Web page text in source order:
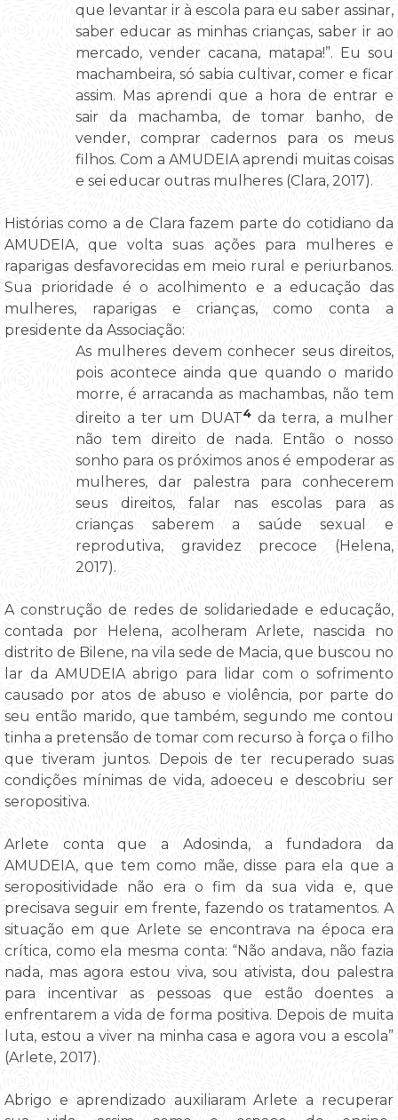
que levantar ir à escola para eu saber assinar,
saber educar as minhas crianças, saber ir ao
mercado, vender cacana, matapa!”. Eu sou
machambeira, só sabia cultivar, comer e ficar
assim. Mas aprendi que a hora de entrar e
sair da machamba, de tomar banho, de
vender, comprar cadernos para os meus
filhos. Com a AMUDEIA aprendi muitas coisas
e sei educar outras mulheres (Clara, 2017).
Histórias como a de Clara fazem parte do cotidiano da
AMUDEIA, que volta suas ações para mulheres e
raparigas desfavorecidas em meio rural e periurbanos.
Sua prioridade é o acolhimento e a educação das
mulheres, raparigas e crianças, como conta a
presidente da Associação:
As mulheres devem conhecer seus direitos,
pois acontece ainda que quando o marido
morre, é arracanda as machambas, não tem
direito a ter um DUAT4 da terra, a mulher
não tem direito de nada. Então o nosso
sonho para os próximos anos é empoderar as
mulheres, dar palestra para conhecerem
seus direitos, falar nas escolas para as
crianças saberem a saúde sexual e
reprodutiva, gravidez precoce (Helena,
2017).
A construção de redes de solidariedade e educação,
contada por Helena, acolheram Arlete, nascida no
distrito de Bilene, na vila sede de Macia, que buscou no
lar da AMUDEIA abrigo para lidar com o sofrimento
causado por atos de abuso e violência, por parte do
seu então marido, que também, segundo me contou
tinha a pretensão de tomar com recurso à força o filho
que tiveram juntos. Depois de ter recuperado suas
condições mínimas de vida, adoeceu e descobriu ser
seropositiva.
Arlete conta que a Adosinda, a fundadora da
AMUDEIA, que tem como mãe, disse para ela que a
seropositividade não era o fim da sua vida e, que
precisava seguir em frente, fazendo os tratamentos. A
situação em que Arlete se encontrava na época era
crítica, como ela mesma conta: “Não andava, não fazia
nada, mas agora estou viva, sou ativista, dou palestra
para incentivar as pessoas que estão doentes a
enfrentarem a vida de forma positiva. Depois de muita
luta, estou a viver na minha casa e agora vou a escola”
(Arlete, 2017).
Abrigo e aprendizado auxiliaram Arlete a recuperar